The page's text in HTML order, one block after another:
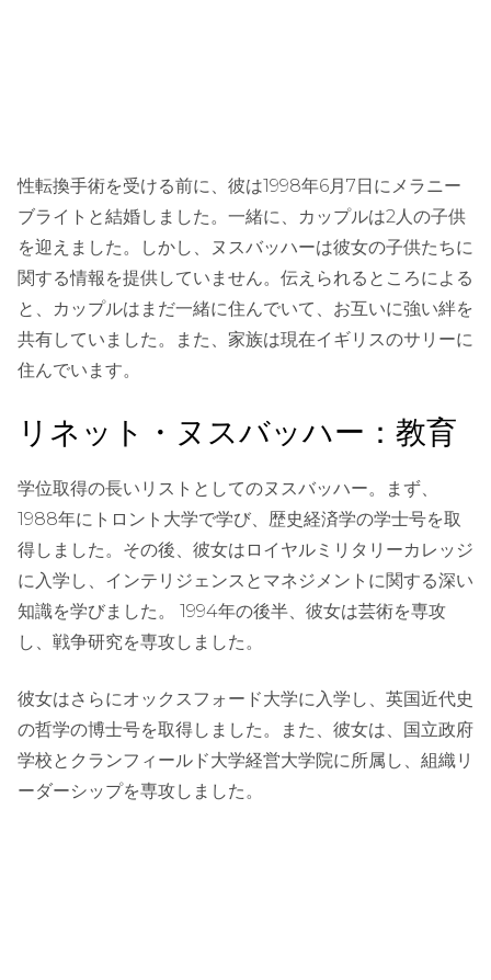
性転換手術を受ける前に、彼は1998年6月7日にメラニー
ブライトと結婚しました。一緒に、カップルは2人の子供
を迎えました。しかし、ヌスバッハーは彼女の子供たちに
関する情報を提供していません。伝えられるところによる
と、カップルはまだ一緒に住んでいて、お互いに強い絆を
共有していました。また、家族は現在イギリスのサリーに
住んでいます。
リネット・ヌスバッハー：教育
学位取得の長いリストとしてのヌスバッハー。まず、
1988年にトロント大学で学び、歴史経済学の学士号を取
得しました。その後、彼女はロイヤルミリタリーカレッジ
に入学し、インテリジェンスとマネジメントに関する深い
知識を学びました。 1994年の後半、彼女は芸術を専攻
し、戦争研究を専攻しました。
彼女はさらにオックスフォード大学に入学し、英国近代史
の哲学の博士号を取得しました。また、彼女は、国立政府
学校とクランフィールド大学経営大学院に所属し、組織リ
ーダーシップを専攻しました。